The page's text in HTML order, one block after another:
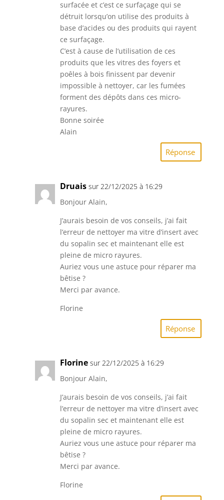
surfacée et c’est ce surfaçage qui se
détruit lorsqu’on utilise des produits à
base d’acides ou des produits qui rayent
ce surfaçage.
C’est à cause de l’utilisation de ces
produits que les vitres des foyers et
poêles à bois finissent par devenir
impossible à nettoyer, car les fumées
forment des dépôts dans ces micro-
rayures.
Bonne soirée
Alain
Réponse
Druais sur 22/12/2025 à 16:29
Bonjour Alain,
J’aurais besoin de vos conseils, j’ai fait
l’erreur de nettoyer ma vitre d’insert avec
du sopalin sec et maintenant elle est
pleine de micro rayures.
Auriez vous une astuce pour réparer ma
bêtise ?
Merci par avance.
Florine
Réponse
Florine sur 22/12/2025 à 16:29
Bonjour Alain,
J’aurais besoin de vos conseils, j’ai fait
l’erreur de nettoyer ma vitre d’insert avec
du sopalin sec et maintenant elle est
pleine de micro rayures.
Auriez vous une astuce pour réparer ma
bêtise ?
Merci par avance.
Florine